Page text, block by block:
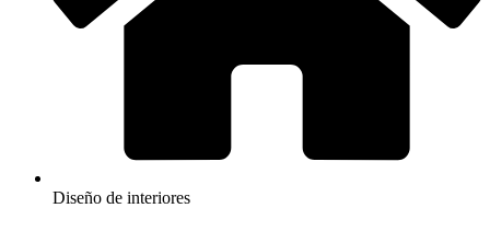
Diseño de interiores